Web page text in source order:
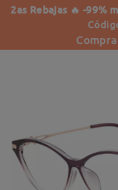
2as Rebajas 🔥 -99%